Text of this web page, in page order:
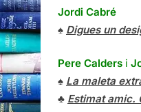
Jordi Cabré
♠ Digues un
Pere Calders i
♠ La maleta
♣ Estimat amic.